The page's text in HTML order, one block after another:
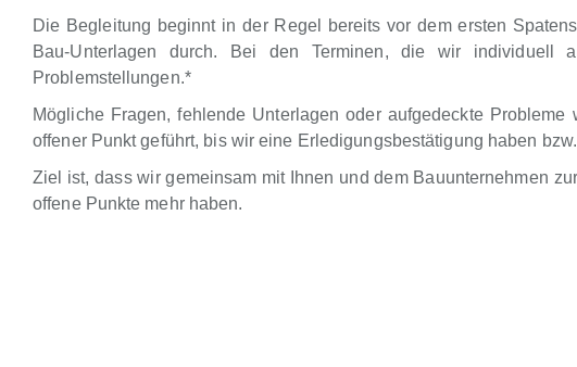
Die Begleitung beginnt in der Regel bereits vor dem ersten
Bau-Unterlagen durch. Bei den Terminen, die wir individuell
Problemstellungen.*
Mögliche Fragen, fehlende Unterlagen oder aufgedeckte
offener Punkt geführt, bis wir eine Erledigungsbestätigung haben
Ziel ist, dass wir gemeinsam mit Ihnen und dem Bauunternehmen
offene Punkte mehr haben.